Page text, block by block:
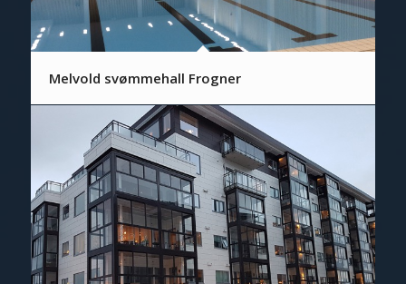
Melvold svømmehall Frogner